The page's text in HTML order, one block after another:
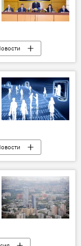
Первый заместитель министра по налогам АР Натиг Амиров